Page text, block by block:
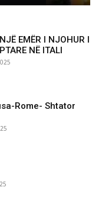
EMËR I NJOHUR I
NË ITALI
Rome- Shtator